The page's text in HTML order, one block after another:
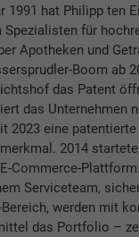
1991 hat Philipp ten
für
Apotheken und
Boom ab
das Patent
das Unternehmen
2023 eine
2014
Commerce-
Serviceteam,
werden mit
das Portfolio –